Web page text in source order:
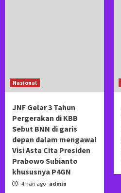
Nasional
JNF Gelar 3 Tahun
Pergerakan di KBB
Sebut BNN di garis
depan dalam mengawal
Visi Asta Cita Presiden
Prabowo Subianto
khususnya P4GN
4 hari ago admin